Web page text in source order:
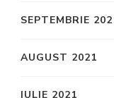
SEPTEMBRIE
AUGUST 2021
IULIE 2021